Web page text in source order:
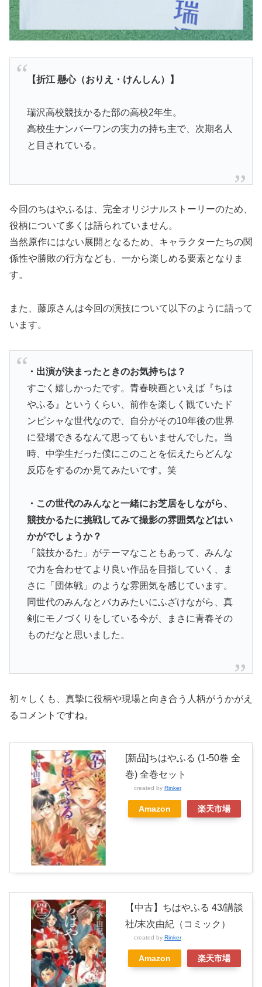
【折江 懸心（おりえ・けんしん）】
瑞沢高校競技かるた部の高校2年生。
高校生ナンバーワンの実力の持ち主で、次期名人
と目されている。
今回のちはやふるは、完全オリジナルストーリーのため、
役柄について多くは語られていません。
当然原作にはない展開となるため、キャラクターたちの関
係性や勝敗の行方なども、一から楽しめる要素となりま
す。
また、藤原さんは今回の演技について以下のように語って
います。
・出演が決まったときのお気持ちは？
すごく嬉しかったです。青春映画といえば『ちは
やふる』というくらい、前作を楽しく観ていたド
ンピシャな世代なので、自分がその10年後の世界
に登場できるなんて思ってもいませんでした。当
時、中学生だった僕にこのことを伝えたらどんな
反応をするのか見てみたいです。笑
・この世代のみんなと一緒にお芝居をしながら、
競技かるたに挑戦してみて撮影の雰囲気などはい
かがでしょうか？
「競技かるた」がテーマなこともあって、みんな
で力を合わせてより良い作品を目指していく、ま
さに「団体戦」のような雰囲気を感じています。
同世代のみんなとバカみたいにふざけながら、真
剣にモノづくりをしている今が、まさに青春その
ものだなと思いました。
初々しくも、真摯に役柄や現場と向き合う人柄がうかがえ
るコメントですね。
[新品]ちはやふる (1-50巻 全
巻) 全巻セット
created by Rinker
Amazon 楽天市場
【中古】ちはやふる 43/講談
社/末次由紀（コミック）
created by Rinker
Amazon 楽天市場